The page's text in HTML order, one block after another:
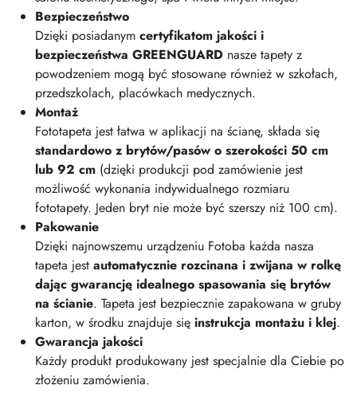
Bezpieczeństwo
Dzięki posiadanym certyfikatom jakości i
bezpieczeństwa GREENGUARD nasze tapety z
powodzeniem mogą być stosowane również w szkołach,
przedszkolach, placówkach medycznych.
Montaż
Fototapeta jest łatwa w aplikacji na ścianę, składa się
standardowo z brytów/pasów o szerokości 50 cm
lub 92 cm (dzięki produkcji pod zamówienie jest
możliwość wykonania indywidualnego rozmiaru
fototapety. Jeden bryt nie może być szerszy niż 100 cm).
Pakowanie
Dzięki najnowszemu urządzeniu Fotoba każda nasza
tapeta jest automatycznie rozcinana i zwijana w rolkę
dając gwarancję idealnego spasowania się brytów
na ścianie. Tapeta jest bezpiecznie zapakowana w gruby
karton, w środku znajduje się instrukcja montażu i klej.
Gwarancja jakości
Każdy produkt produkowany jest specjalnie dla Ciebie po
złożeniu zamówienia.